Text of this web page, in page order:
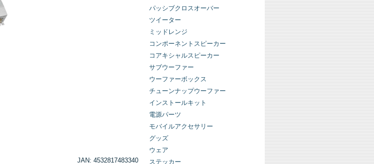
JAN: 4532817483340
パッシブクロスオーバー
ツイーター
ミッドレンジ
コンポーネントスピーカー
コアキシャルスピーカー
サブウーファー
ウーファーボックス
チューンナップウーファー
インストールキット
電源パーツ
モバイルアクセサリー
グッズ
ウェア
ステッカー